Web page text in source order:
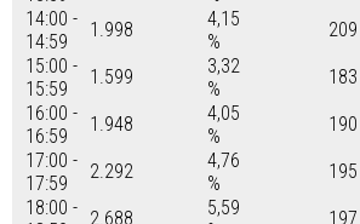
14:00 -
14:59
1.998
4,15
%
209
15:00 -
15:59
1.599
3,32
%
183
16:00 -
16:59
1.948
4,05
%
190
17:00 -
17:59
2.292
4,76
%
195
18:00 - 2.688
5,59
197